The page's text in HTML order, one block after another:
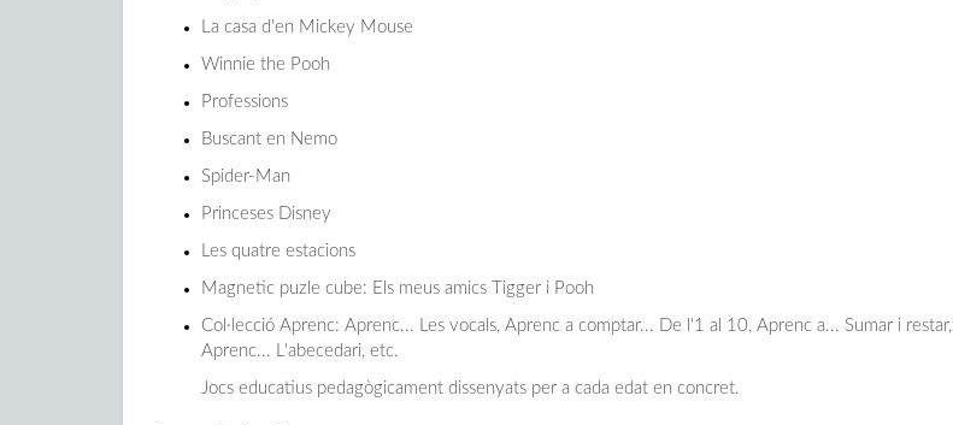
La casa d'en Mickey Mouse
Winnie the Pooh
Professions
Buscant en Nemo
Spider-Man
Princeses Disney
Les quatre estacions
Magnetic puzle cube: Els meus amics Tigger i Pooh
Col·lecció Aprenc: Aprenc... Les vocals, Aprenc a comptar... De l'1 al 10, Aprenc a... Sumar i restar,
Aprenc... L'abecedari, etc.
Jocs educatius pedagògicament dissenyats per a cada edat en concret.